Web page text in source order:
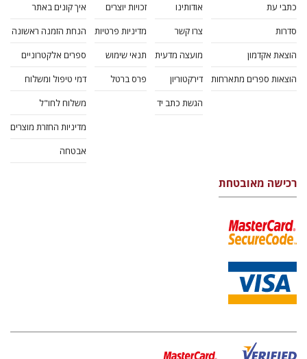
כתבי עת
סדרות
הוצאת אקדמון
הוצאות ספרים מתארחות
אודותינו
צרו קשר
מועצה מדעית
דירקטוריון
הגשת כתב יד
זכויות יוצרים
מדיניות פרטיות
תנאי שימוש
פרס ברטל
איך קונים באתר
הנחת הזמנה ראשונה
ספרים אלקטרוניים
דמי טיפול ומשלוח
משלוח לחו"ל
מדיניות החזרת מוצרים
אבטחה
רכישה מאובטחת